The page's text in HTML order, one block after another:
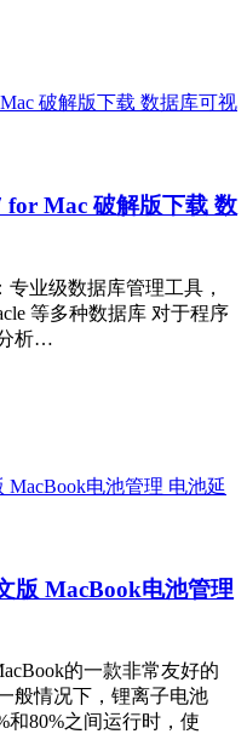
for Mac 破解版下载 数
专业级数据库管理工具，
等多种数据库 对于程序
析…
版 MacBook电池管理
的一款非常友好的
般情况下，锂离子电池
和80%之间运行时，使